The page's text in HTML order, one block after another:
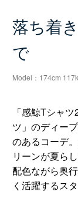
落ち着
で
Model：174cm
「感鯨Tシャ
ツ」のディー
のあるコーデ
リーンが夏ら
配色ながら奥
く活躍するス